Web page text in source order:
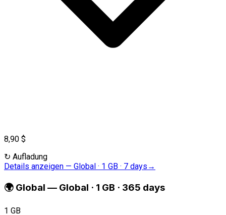
8,90 $
↻ Aufladung
Details anzeigen — Global · 1 GB · 7 days →
🌍 Global — Global · 1 GB · 365 days
1 GB